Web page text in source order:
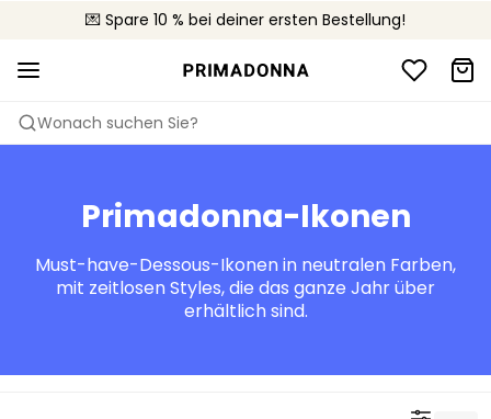
💌 Spare 10 % bei deiner ersten Bestellung!
🚚 Kostenloser Versand bei Bestellungen über CHF 150
📦 Kostenlose Rücksendungen
Wonach suchen Sie?
Primadonna-Ikonen
Must-have-Dessous-Ikonen in neutralen Farben,
mit zeitlosen Styles, die das ganze Jahr über
erhältlich sind.